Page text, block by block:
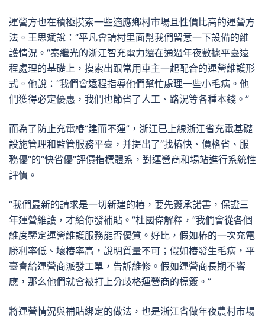
運營方也在積極摸索一些適應鄉村市場且性價比高的運營方
法。王思斌說：“平凡會請村里面幫我們留意一下設備的維
護情況。”秦繼光的浙江智充電力還在通過年夜數據平臺遠
程處理的基礎上，摸索出跟常用車主一起配合的運營維護形
式。他說：“我們會遠程指導他們幫忙處理一些小毛病。他
們獲得必定優惠，我們也節省了人工、路況等各種本錢。”
而為了防止充電樁“建而不運”，浙江已上線浙江省充電基礎
設施管理和監管服務平臺，并提出了“找樁快、價格省、服
務優”的“快省優”評價指標體系，對運營商和場站進行系統性
評價。
“我們最新的請求是一切新建的樁，要先簽承諾書，保證三
年運營維護，才給你發補貼。”杜國偉解釋，“我們會從各個
維度鑒定運營維護服務能否優質。好比，假如樁的一次充電
勝利率低、壞樁率高，說明質量不可；假如樁發生毛病，平
臺會給運營商派發工單，告訴維修。假如運營商長期不響
應，那么他們就會被打上分歧格運營商的標簽。”
將運營情況與補貼綁定的做法，也是浙江省做年夜農村市場